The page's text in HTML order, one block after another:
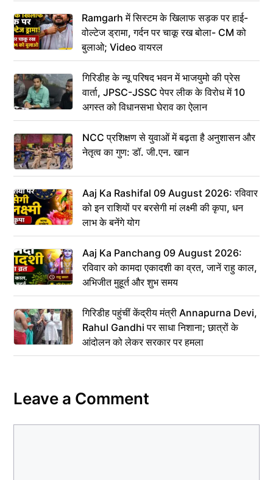
Ramgarh में सिस्टम के खिलाफ सड़क पर हाई-
वोल्टेज ड्रामा, गर्दन पर चाकू रख बोला- CM को
बुलाओ; Video वायरल
गिरिडीह के न्यू परिषद भवन में भाजयुमो की प्रेस
वार्ता, JPSC-JSSC पेपर लीक के विरोध में 10
अगस्त को विधानसभा घेराव का ऐलान
NCC प्रशिक्षण से युवाओं में बढ़ता है अनुशासन और
नेतृत्व का गुण: डॉ. जी.एन. खान
Aaj Ka Rashifal 09 August 2026: रविवार
को इन राशियों पर बरसेगी मां लक्ष्मी की कृपा, धन
लाभ के बनेंगे योग
Aaj Ka Panchang 09 August 2026:
रविवार को कामदा एकादशी का व्रत, जानें राहु काल,
अभिजीत मुहूर्त और शुभ समय
गिरिडीह पहुंचीं केंद्रीय मंत्री Annapurna Devi,
Rahul Gandhi पर साधा निशाना; छात्रों के
आंदोलन को लेकर सरकार पर हमला
Leave a Comment